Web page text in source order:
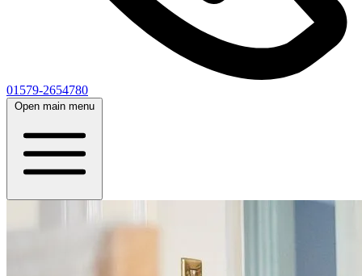
01579-2654780
Open main menu